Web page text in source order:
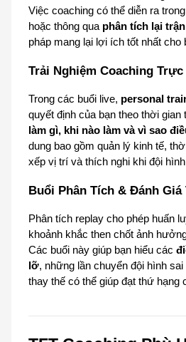
Việc coaching có thể diễn ra trong
hoặc thông qua phân tích lại
pháp mang lại lợi ích tốt nhất cho
Trải Nghiệm Coaching
Trong các buổi live, personal
quyết định của bạn theo thời
làm gì, khi nào làm và vì sao
dung bao gồm quản lý kinh tế,
xếp vị trí và thích nghi khi đội
Buổi Phân Tích & Đánh Giá
Phân tích replay cho phép huấn
khoảnh khắc then chốt ảnh
Các buổi này giúp bạn hiểu các
lỡ, những lần chuyển đội hình
thay thế có thể giúp đạt thứ hạng